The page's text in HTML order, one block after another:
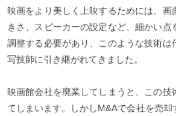
映画をより美しく上映するためには、画
きさ、スピーカーの設定など、細かい点
調整する必要があり、このような技術は
写技師に引き継がれてきました。
映画館会社を廃業してしまうと、この技
てしまいます。しかしM&Aで会社を売却